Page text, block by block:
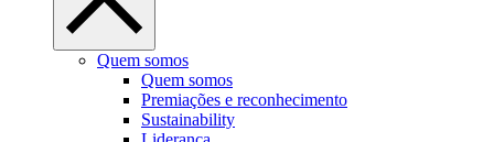
Quem somos
Quem somos
Premiações e reconhecimento
Sustainability